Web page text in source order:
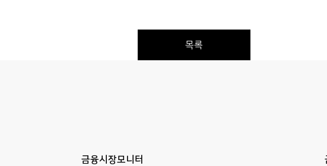
목록
금융시장모니터